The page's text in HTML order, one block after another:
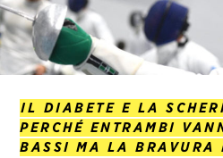
IL DIABETE E LA
PERCHÉ ENTRAMBI
BASSI MA LA BRAVURA